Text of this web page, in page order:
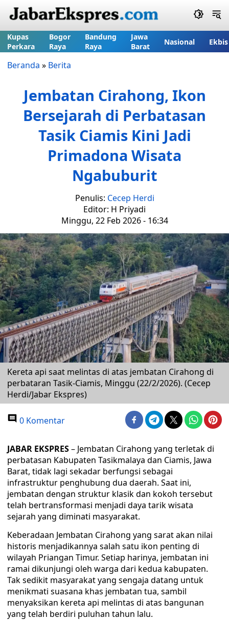
Kupas
Perkara
Bogor
Raya
Bandung
Raya
Jawa
Barat
Nasional Ekbis
Beranda » Berita
Jembatan Cirahong, Ikon
Bersejarah di Perbatasan
Tasik Ciamis Kini Jadi
Primadona Wisata
Ngabuburit
Penulis: Cecep Herdi
Editor: H Priyadi
Minggu, 22 Feb 2026 - 16:34
Kereta api saat melintas di atas jembatan Cirahong di
perbataran Tasik-Ciamis, Minggu (22/2/2026). (Cecep
Herdi/Jabar Ekspres)
0 Komentar
JABAR EKSPRES– Jembatan Cirahong yang terletak di
perbatasan Kabupaten Tasikmalaya dan Ciamis, Jawa
Barat, tidak lagi sekadar berfungsi sebagai
infrastruktur penghubung dua daerah. Saat ini,
jembatan dengan struktur klasik dan kokoh tersebut
telah bertransformasi menjadi daya tarik wisata
sejarah yang diminati masyarakat.
Keberadaan Jembatan Cirahong yang sarat akan nilai
historis menjadikannya salah satu ikon penting di
wilayah Priangan Timur. Setiap harinya, jembatan ini
ramai dikunjungi oleh warga dari kedua kabupaten.
Tak sedikit masyarakat yang sengaja datang untuk
menikmati suasana khas jembatan tua, sambil
menyaksikan kereta api melintas di atas bangunan
yang telah berdiri puluhan tahun lalu.